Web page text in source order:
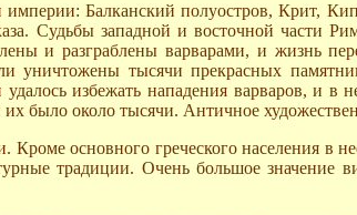
Балканский полуостров, Крит,
Судьбы западной и восточной части
и разграблены варварами, и жизнь
тысячи прекрасных
избежать нападения варваров, и в
было около тысячи. Античное
основного греческого населения в
традиции. Очень большое значение